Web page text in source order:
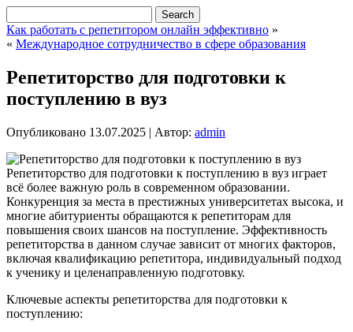
Как работать с репетитором онлайн эффективно »
« Международное сотрудничество в сфере образования
Репетиторство для подготовки к
поступлению в вуз
Опубликовано 13.07.2025 | Автор: admin
Репетиторство для подготовки к поступлению в вуз играет
всё более важную роль в современном образовании.
Конкуренция за места в престижных университетах высока, и
многие абитуриенты обращаются к репетиторам для
повышения своих шансов на поступление. Эффективность
репетиторства в данном случае зависит от многих факторов,
включая квалификацию репетитора, индивидуальный подход
к ученику и целенаправленную подготовку.
Ключевые аспекты репетиторства для подготовки к
поступлению: